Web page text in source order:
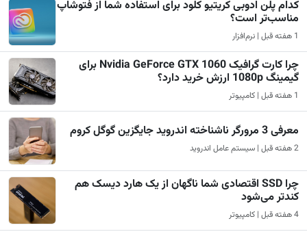
کدام پلن ادوبی کریتیو کلود برای استفاده شما از فتوشاپ
مناسب‌تر است؟
1 هفته قبل | نرم‌افزار
چرا کارت گرافیک Nvidia GeForce GTX 1060 برای
گیمینگ 1080p ارزش خرید دارد؟
1 هفته قبل | کامپیوتر
معرفی 3 مرورگر ناشناخته اندروید جایگزین گوگل کروم
2 هفته قبل | سیستم عامل اندروید
چرا SSD اقتصادی شما ناگهان از یک هارد دیسک هم
کندتر می‌شود
4 هفته قبل | کامپیوتر